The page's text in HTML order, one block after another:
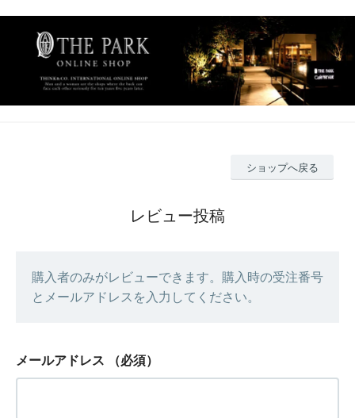
ショップへ戻る
レビュー投稿
購入者のみがレビューできます。購入時の受注番号
とメールアドレスを入力してください。
メールアドレス （必須）